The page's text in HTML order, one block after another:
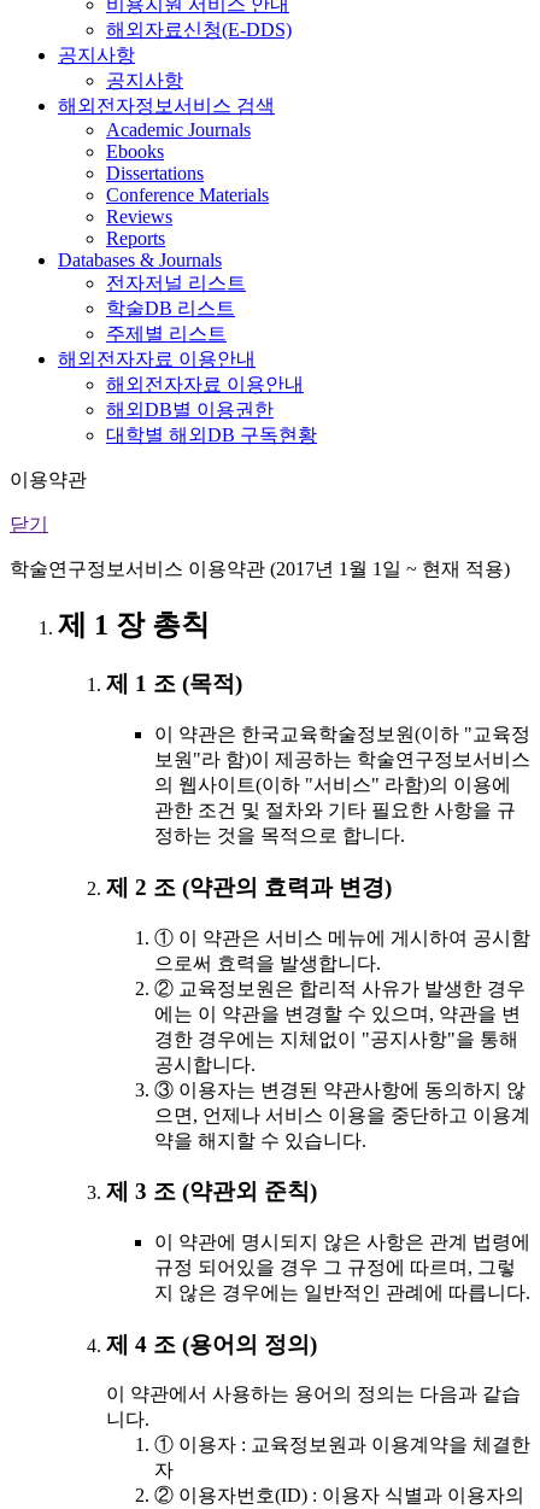
해외자료신청(E-DDS)
공지사항
공지사항
해외전자정보서비스 검색
Academic Journals
Ebooks
Dissertations
Conference Materials
Reviews
Reports
Databases & Journals
전자저널 리스트
학술DB 리스트
주제별 리스트
해외전자자료 이용안내
해외전자자료 이용안내
해외DB별 이용권한
대학별 해외DB 구독현황
이용약관
닫기
학술연구정보서비스 이용약관 (2017년 1월 1일 ~ 현재 적용)
제 1 장 총칙
제 1 조 (목적)
이 약관은 한국교육학술정보원(이하 "교육정
보원"라 함)이 제공하는 학술연구정보서비스
의 웹사이트(이하 "서비스" 라함)의 이용에
관한 조건 및 절차와 기타 필요한 사항을 규
정하는 것을 목적으로 합니다.
제 2 조 (약관의 효력과 변경)
① 이 약관은 서비스 메뉴에 게시하여 공시함
으로써 효력을 발생합니다.
② 교육정보원은 합리적 사유가 발생한 경우
에는 이 약관을 변경할 수 있으며, 약관을 변
경한 경우에는 지체없이 "공지사항"을 통해
공시합니다.
③ 이용자는 변경된 약관사항에 동의하지 않
으면, 언제나 서비스 이용을 중단하고 이용계
약을 해지할 수 있습니다.
제 3 조 (약관외 준칙)
이 약관에 명시되지 않은 사항은 관계 법령에
규정 되어있을 경우 그 규정에 따르며, 그렇
지 않은 경우에는 일반적인 관례에 따릅니다.
제 4 조 (용어의 정의)
이 약관에서 사용하는 용어의 정의는 다음과 같습
니다.
① 이용자 : 교육정보원과 이용계약을 체결한
자
② 이용자번호(ID) : 이용자 식별과 이용자의